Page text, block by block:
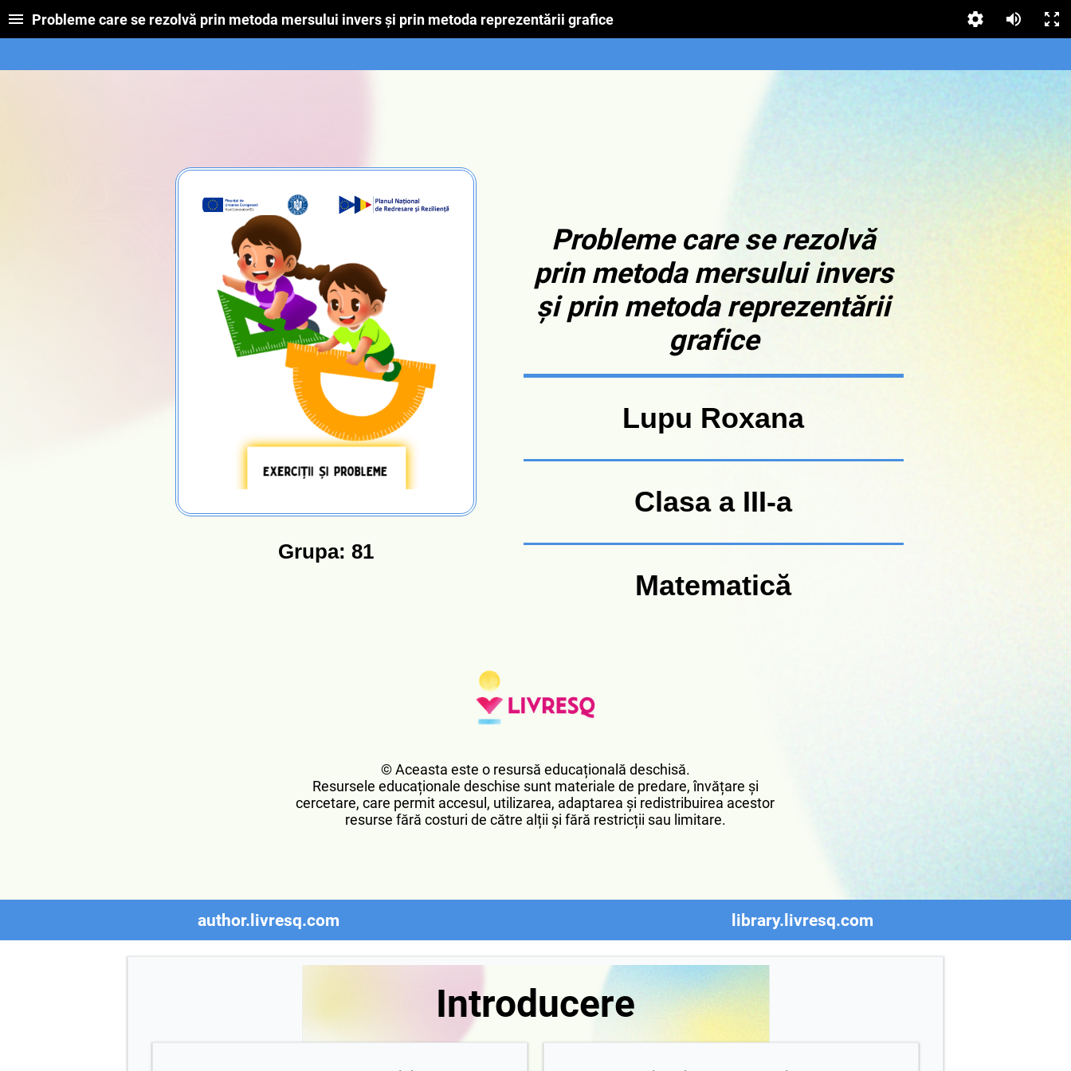
Probleme care se rezolvă prin metoda mersului invers și prin metoda reprezentării grafice
Grupa: 81
Probleme care se rezolvă
prin metoda mersului invers
și prin metoda reprezentării
grafice
Lupu Roxana
Clasa a III-a
Matematică
© Aceasta este o resursă educațională deschisă.
Resursele educaționale deschise sunt materiale de predare, învățare și
cercetare, care permit accesul, utilizarea, adaptarea și redistribuirea acestor
resurse fără costuri de către alții și fără restricții sau limitare.
author.livresq.com library.livresq.com
Introducere